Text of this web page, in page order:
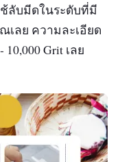
ลับมีดในระดับที่มี
เลย ความละเอียด
Grit เลย